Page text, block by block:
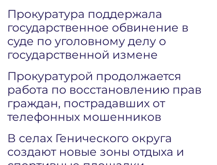
Прокуратура поддержала
государственное обвинение в
суде по уголовному делу о
государственной измене
Прокуратурой продолжается
работа по восстановлению прав
граждан, пострадавших от
телефонных мошенников
В селах Генического округа
создают новые зоны отдыха и